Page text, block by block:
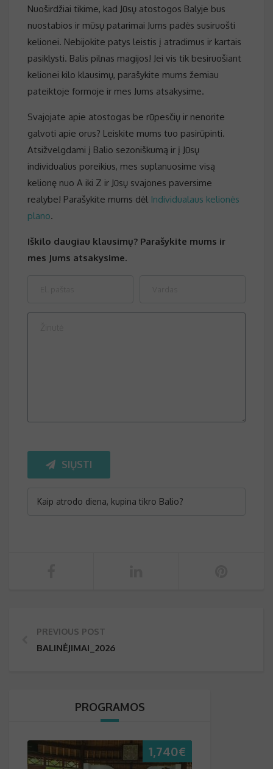
Nuoširdžiai tikime, kad Jūsų atostogos Balyje bus
nuostabios ir mūsų patarimai Jums padės susiruošti
kelionei. Nebijokite patys leistis į atradimus ir kartais
pasiklysti. Balis pilnas magijos! Jei vis tik besiruošiant
kelionei kilo klausimų, parašykite mums žemiau
pateiktoje formoje ir mes Jums atsakysime.
Svajojate apie atostogas be rūpesčių ir nenorite
galvoti apie orus? Leiskite mums tuo pasirūpinti.
Atsižvelgdami į Balio sezoniškumą ir į Jūsų
individualius poreikius, mes suplanuosime visą
kelionę nuo A iki Z ir Jūsų svajones paversime
realybe! Parašykite mums dėl Individualaus kelionės
plano.
Iškilo daugiau klausimų? Parašykite mums ir
mes Jums atsakysime.
empty.
SIŲSTI
PREVIOUS POST
BALINĖJIMAI_2026
PROGRAMOS
1,740€